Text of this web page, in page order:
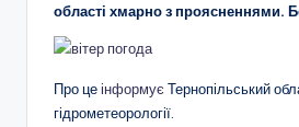
області хмарно з проясненнями.
Про цеінформує Тернопільський
гідрометеорології.